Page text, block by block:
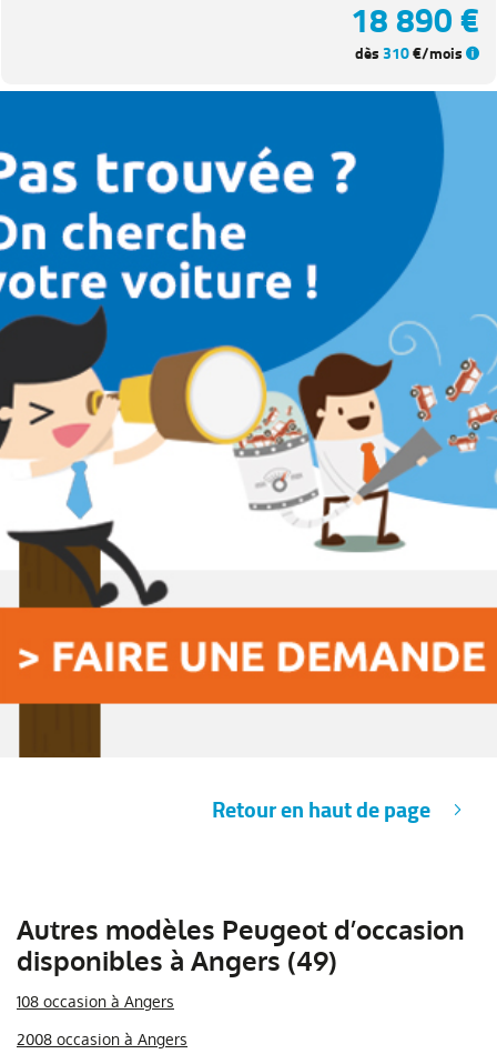
18 890 €
dès310€/mois
Retour en haut de page
Autres modèles Peugeot d’occasion
disponibles à Angers (49)
108 occasion à Angers
2008 occasion à Angers